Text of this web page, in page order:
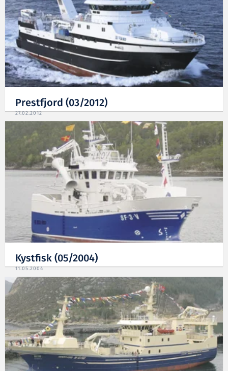
Prestfjord (03/2012)
27.02.2012
Kystfisk (05/2004)
11.05.2004